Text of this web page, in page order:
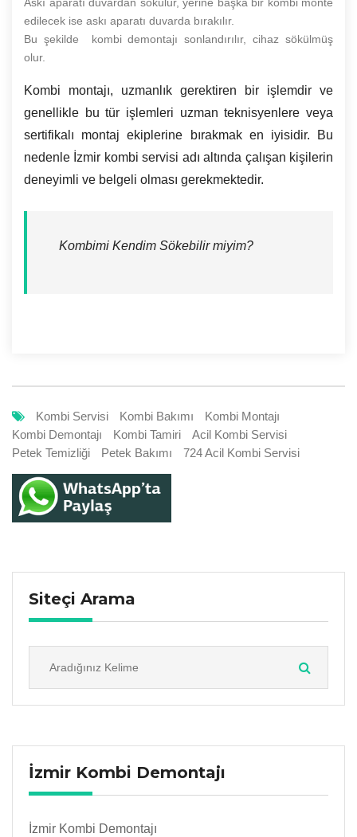
edilecek ise askı aparatı duvarda bırakılır.
Bu şekilde kombi demontajı sonlandırılır, cihaz sökülmüş
olur.
Kombi montajı, uzmanlık gerektiren bir işlemdir ve
genellikle bu tür işlemleri uzman teknisyenlere veya
sertifikalı montaj ekiplerine bırakmak en iyisidir. Bu
nedenle İzmir kombi servisi adı altında çalışan kişilerin
deneyimli ve belgeli olması gerekmektedir.
Kombimi Kendim Sökebilir miyim?
Kombi Servisi Kombi Bakımı
Kombi Montajı
Kombi Demontajı
Kombi Tamiri
Acil Kombi Servisi
Petek Temizliği
Petek Bakımı 724 Acil Kombi Servisi
Siteçi Arama
İzmir Kombi Demontajı
İzmir Kombi Demontajı